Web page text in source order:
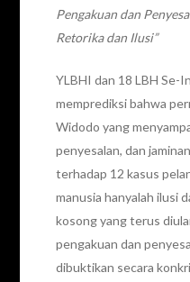
Pengakuan dan
Retorika dan Ilusi”
YLBHI dan 18 LBH Se-
memprediksi bahwa
Widodo yang
penyesalan, dan
terhadap 12 kasus
manusia hanyalah ilusi
kosong yang terus
pengakuan dan
dibuktikan secara